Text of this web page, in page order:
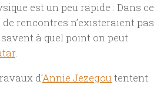
est un peu rapide : Dans ce
rencontres n’existeraient pas
à quel point on peut
.
d’Annie Jezegoutentent